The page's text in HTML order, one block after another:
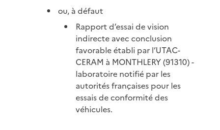
ou, à défaut
Rapport d’essai de vision
indirecte avec conclusion
favorable établi par l’UTAC-
CERAM à MONTHLERY (91310) -
laboratoire notifié par les
autorités françaises pour les
essais de conformité des
véhicules.